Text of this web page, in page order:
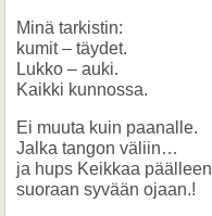
Minä tarkistin:
kumit – täydet.
Lukko – auki.
Kaikki kunnossa.
Ei muuta kuin paanalle.
Jalka tangon väliin…
ja hups Keikkaa päälleen
suoraan syvään ojaan.!